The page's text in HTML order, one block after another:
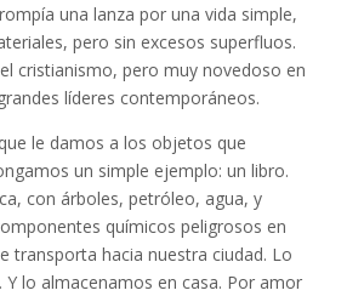
una lanza por una vida simple,
pero sin excesos superfluos.
cristianismo, pero muy novedoso en
líderes contemporáneos.
le damos a los objetos que
un simple ejemplo: un libro.
con árboles, petróleo, agua, y
químicos peligrosos en
transporta hacia nuestra ciudad. Lo
Y lo almacenamos en casa. Por amor